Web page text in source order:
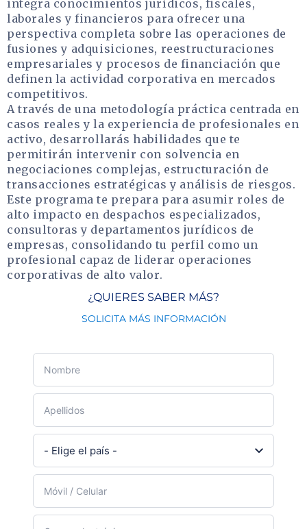
integra conocimientos jurídicos, fiscales,
laborales y financieros para ofrecer una
perspectiva completa sobre las operaciones de
fusiones y adquisiciones, reestructuraciones
empresariales y procesos de financiación que
definen la actividad corporativa en mercados
competitivos.
A través de una metodología práctica centrada en
casos reales y la experiencia de profesionales en
activo, desarrollarás habilidades que te
permitirán intervenir con solvencia en
negociaciones complejas, estructuración de
transacciones estratégicas y análisis de riesgos.
Este programa te prepara para asumir roles de
alto impacto en despachos especializados,
consultoras y departamentos jurídicos de
empresas, consolidando tu perfil como un
profesional capaz de liderar operaciones
corporativas de alto valor.
¿QUIERES SABER MÁS?
SOLICITA MÁS INFORMACIÓN